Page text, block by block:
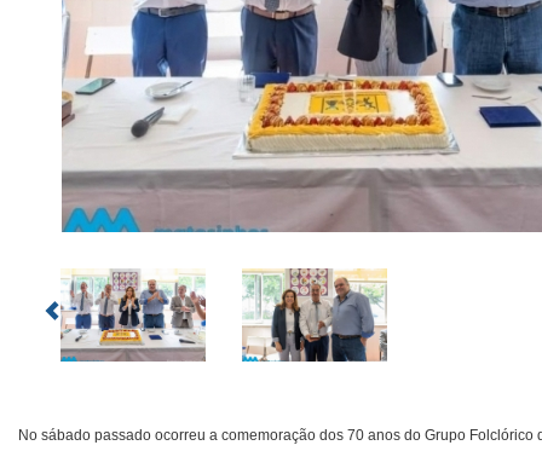
No sábado passado ocorreu a comemoração dos 70 anos do Grupo Folclórico